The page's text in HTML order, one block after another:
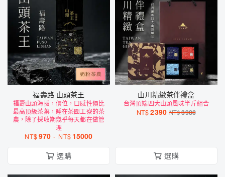
福壽路 山頭茶王
福壽山頭海拔，價位，口感性價比
最高頂級茶葉，睡在茶園工寮的茶
農，除了採收期幾乎每天都在做管
理
NT$970 - NT$ 15000
選購
山川精緻茶伴禮盒
台灣頂端四大山頭風味半斤組合
NT$2390 NT$3980
選購